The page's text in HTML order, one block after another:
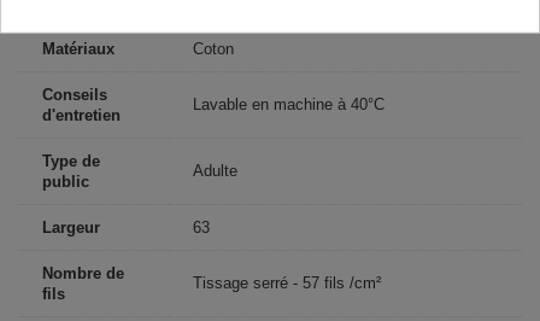
Matériaux Coton
Conseils
d'entretien
Lavable en machine à 40°C
Type de
public
Adulte
Largeur 63
Nombre de
fils
Tissage serré - 57 fils /cm²